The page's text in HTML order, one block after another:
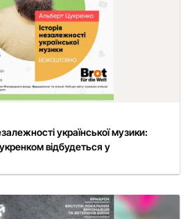
української музики:
відбудеться у